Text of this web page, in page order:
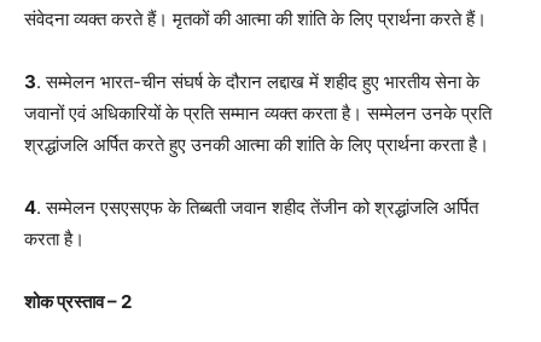
संवेदना व्यक्त करते हैं। मृतकों की आत्मा की शांति के लिए प्रार्थना करते हैं।
3. सम्मेलन भारत-चीन संघर्ष के दौरान लद्दाख में शहीद हुए भारतीय सेना के
जवानों एवं अधिकारियों के प्रति सम्मान व्यक्त करता है। सम्मेलन उनके प्रति
श्रद्धांजलि अर्पित करते हुए उनकी आत्मा की शांति के लिए प्रार्थना करता है।
4. सम्मेलन एसएसएफ के तिब्बती जवान शहीद तेंजीन को श्रद्धांजलि अर्पित
करता है।
शोक प्रस्ताव – 2